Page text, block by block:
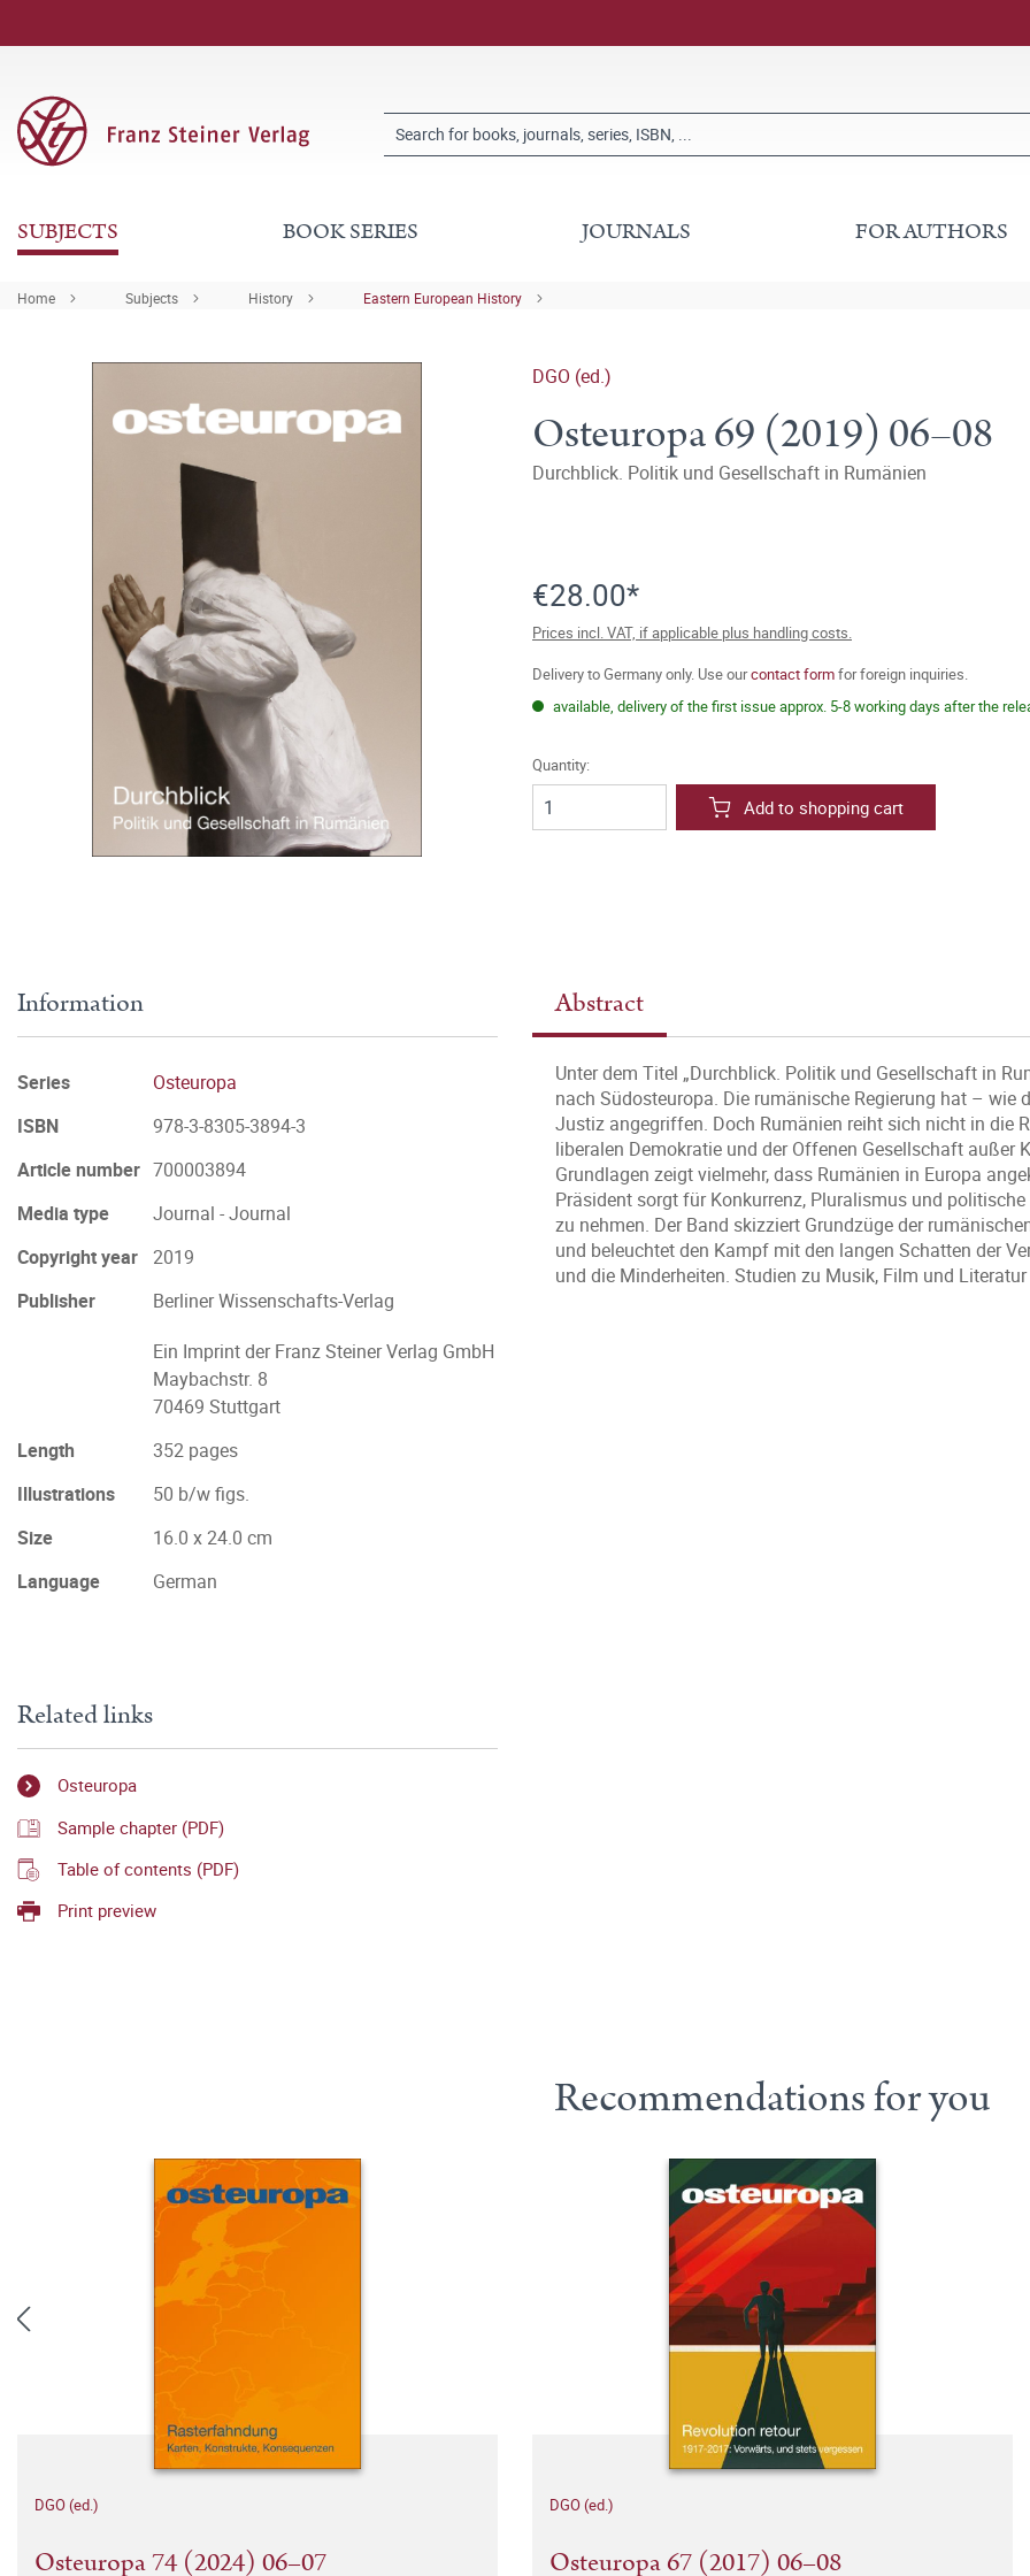
SUBJECTS BOOK SERIES JOURNALS FOR AUTHORS
Home Subjects History Eastern European History
DGO (ed.)
Osteuropa 69 (2019) 06–08
Durchblick. Politik und Gesellschaft in Rumänien
€28.00*
Prices incl. VAT, if applicable plus handling costs.
Delivery to Germany only. Use ourcontact formfor foreign inquiries.
available, delivery of the first issue approx. 5-8 working days after the
Quantity:
Add to shopping cart
Abstract
Unter dem Titel „Durchblick. Politik und Gesellschaft in
nach Südosteuropa. Die rumänische Regierung hat –
Justiz angegriffen. Doch Rumänien reiht sich nicht in die
liberalen Demokratie und der Offenen Gesellschaft
Grundlagen zeigt vielmehr, dass Rumänien in Europa
Präsident sorgt für Konkurrenz, Pluralismus und
zu nehmen. Der Band skizziert Grundzüge der
und beleuchtet den Kampf mit den langen Schatten der
und die Minderheiten. Studien zu Musik, Film und
Information
Series
Osteuropa
ISBN
978-3-8305-3894-3
Article number 700003894
Media type
Journal - Journal
Copyright year 2019
Publisher
Berliner Wissenschafts-Verlag
Ein Imprint der Franz Steiner Verlag GmbH
Maybachstr. 8
70469 Stuttgart
Length
352 pages
Illustrations
50 b/w figs.
Size
16.0 x 24.0 cm
Language
German
Related links
Osteuropa
Sample chapter (PDF)
Table of contents (PDF)
Print preview
Recommendations for you
DGO (ed.)
Osteuropa 74 (2024) 06–07
DGO (ed.)
Osteuropa 67 (2017) 06–08